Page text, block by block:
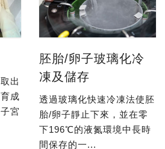
出
成
宮
胚胎/卵子玻璃化冷
凍及儲存
透過玻璃化快速冷凍法使胚
胎/卵子靜止下來，並在零
下196℃的液氮環境中長時
間保存的一...